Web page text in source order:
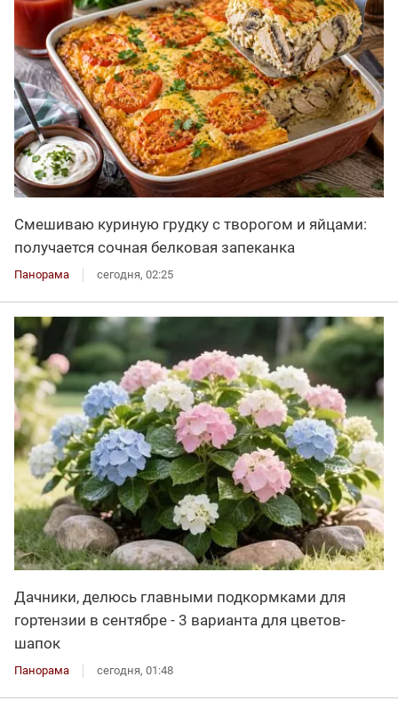
Смешиваю куриную грудку с творогом и яйцами:
получается сочная белковая запеканка
Панорама сегодня, 02:25
Дачники, делюсь главными подкормками для
гортензии в сентябре - 3 варианта для цветов-
шапок
Панорама сегодня, 01:48